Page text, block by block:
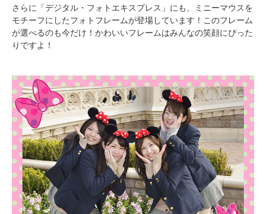
さらに「デジタル・フォトエキスプレス」にも、ミニーマウスを
モチーフにしたフォトフレームが登場しています！このフレーム
が選べるのも今だけ！かわいいフレームはみんなの笑顔にぴった
りですよ！